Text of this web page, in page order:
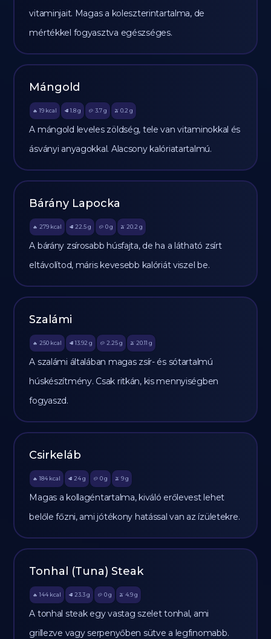
vitaminjait. Magas a koleszterintartalma, de
mértékkel fogyasztva egészséges.
Mángold
🔥 19 kcal 🥩 1.8 g 🥔 3.7g 🫒 0.2 g
A mángold leveles zöldség, tele van vitaminokkal és
ásványi anyagokkal. Alacsony kalóriatartalmú.
Bárány Lapocka
🔥 279 kcal 🥩 22.5 g 🥔 0g 🫒 20.2 g
A bárány zsírosabb húsfajta, de ha a látható zsírt
eltávolítod, máris kevesebb kalóriát viszel be.
Szalámi
🔥 250 kcal 🥩 13.92 g 🥔 2.25g 🫒 20.11 g
A szalámi általában magas zsír- és sótartalmú
húskészítmény. Csak ritkán, kis mennyiségben
fogyaszd.
Csirkeláb
🔥 184 kcal 🥩 24 g 🥔 0g 🫒 9 g
Magas a kollagéntartalma, kiváló erőlevest lehet
belőle főzni, ami jótékony hatással van az ízületekre.
Tonhal (Tuna) Steak
🔥 144 kcal 🥩 23.3 g 🥔 0g 🫒 4.9 g
A tonhal steak egy vastag szelet tonhal, ami
grillezve vagy serpenyőben sütve a legfinomabb.